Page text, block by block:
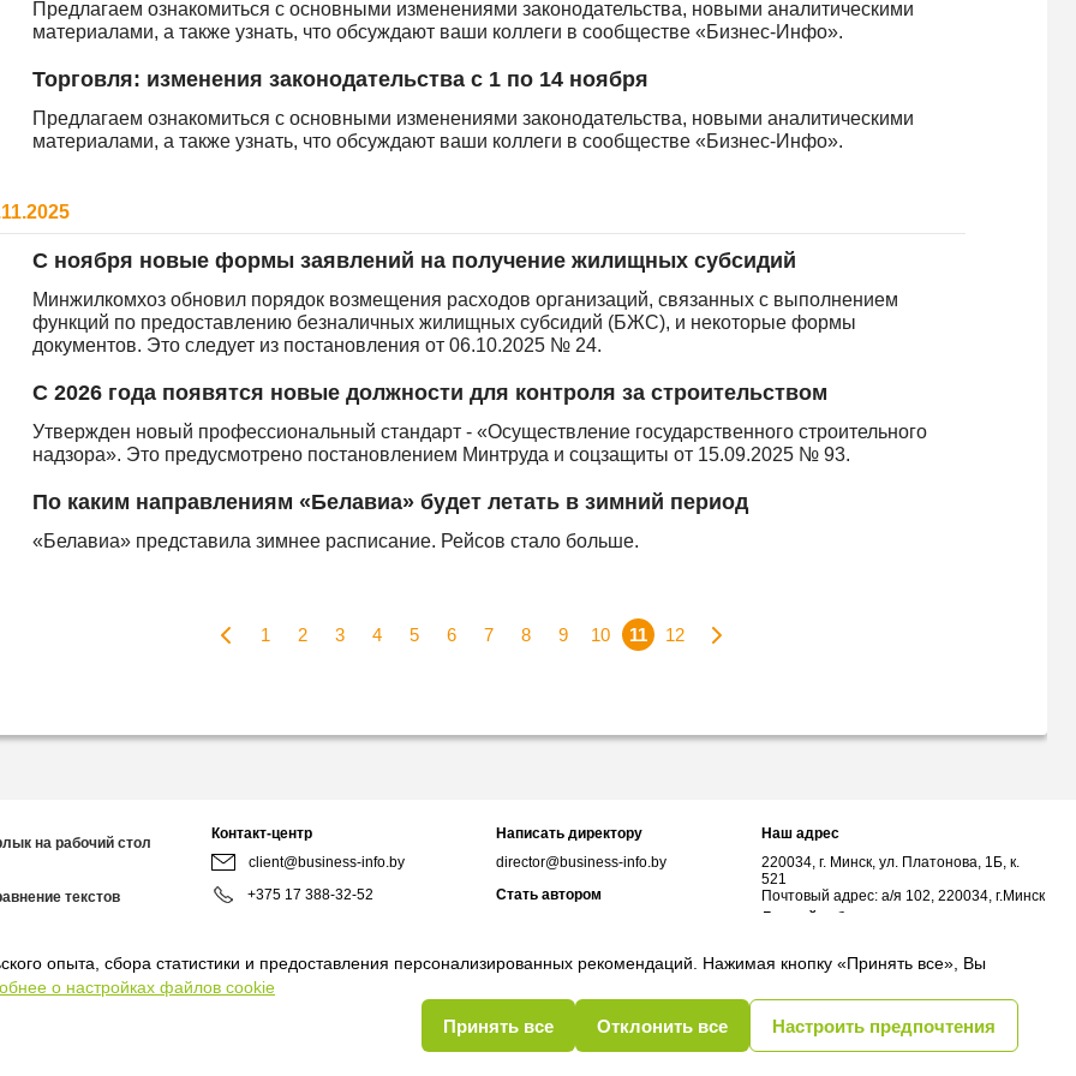
опыта, сбора статистики и предоставления персонализированных рекомендаций. Нажимая кнопку «Принять все», Вы
о настройках файлов cookie
Принять все Отклонить все Настроить предпочтения
Предлагаем ознакомиться с основными изменениями законодательства, новыми аналитическими
материалами, а также узнать, что обсуждают ваши коллеги в сообществе «Бизнес-Инфо».
Торговля: изменения законодательства с 1 по 14 ноября
Предлагаем ознакомиться с основными изменениями законодательства, новыми аналитическими
материалами, а также узнать, что обсуждают ваши коллеги в сообществе «Бизнес-Инфо».
С ноября новые формы заявлений на получение жилищных субсидий
Минжилкомхоз обновил порядок возмещения расходов организаций, связанных с выполнением
функций по предоставлению безналичных жилищных субсидий (БЖС), и некоторые формы
документов. Это следует из постановления от 06.10.2025 № 24.
С 2026 года появятся новые должности для контроля за строительством
Утвержден новый профессиональный стандарт - «Осуществление государственного строительного
надзора». Это предусмотрено постановлением Минтруда и соцзащиты от 15.09.2025 № 93.
По каким направлениям «Белавиа» будет летать в зимний период
«Белавиа» представила зимнее расписание. Рейсов стало больше.
1 2 3 4 5 6 7 8 9 10 11 12
на рабочий стол
текстов
Контакт-центр
client@business-info.by
+375 17 388-32-52
8:00-18:00
Написать директору
director@business-info.by
Стать автором
Наш адрес
220034, г. Минск, ул. Платонова, 1Б, к.
521
Почтовый адрес: а/я 102, 220034, г.Минск
Личный кабинет
Руководство пользователя Правила сообщества Политика обработки cookie